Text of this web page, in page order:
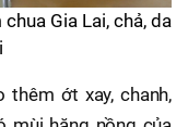
Gia Lai, chả, da
thêm ớt xay, chanh,